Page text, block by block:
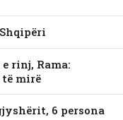
rinj, Rama:
të mirë
6 persona